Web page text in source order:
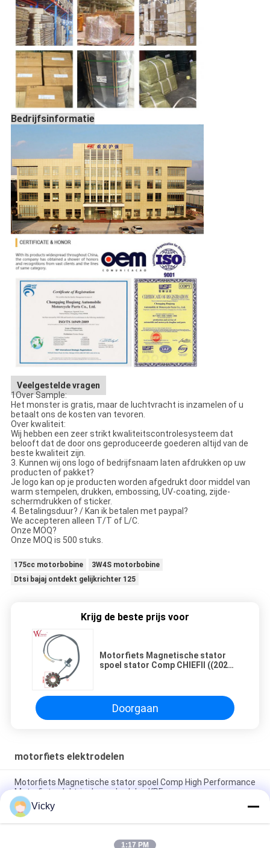
Bedrijfsinformatie
Veelgestelde vragen
1Over Sample:
Het monster is gratis, maar de luchtvracht is inzamelen of u
betaalt ons de kosten van tevoren.
Over kwaliteit:
Wij hebben een zeer strikt kwaliteitscontrolesysteem dat
belooft dat de door ons geproduceerde goederen altijd van de
beste kwaliteit zijn.
3. Kunnen wij ons logo of bedrijfsnaam laten afdrukken op uw
producten of pakket?
Je logo kan op je producten worden afgedrukt door middel van
warm stempelen, drukken, embossing, UV-coating, zijde-
schermdrukken of sticker.
4. Betalingsduur? / Kan ik betalen met paypal?
We accepteren alleen T/T of L/C.
Onze MOQ?
Onze MOQ is 500 stuks.
175cc motorbobine
3W4S motorbobine
Dtsi bajaj ontdekt gelijkrichter 125
Krijg de beste prijs voor
Motorfiets Magnetische stator
spoel stator Comp CHIEFII ((2021)
Doorgaan
motorfiets elektrodelen
Motorfiets Magnetische stator spoel Comp High Performance
Motorfiets elektrische onderdelen KRF
Elektrische motorfiets relais connector Kriss 100 voor B2B
kopers Goede prestaties Mannelijke 6.3mm
Vicky
1:17 PM